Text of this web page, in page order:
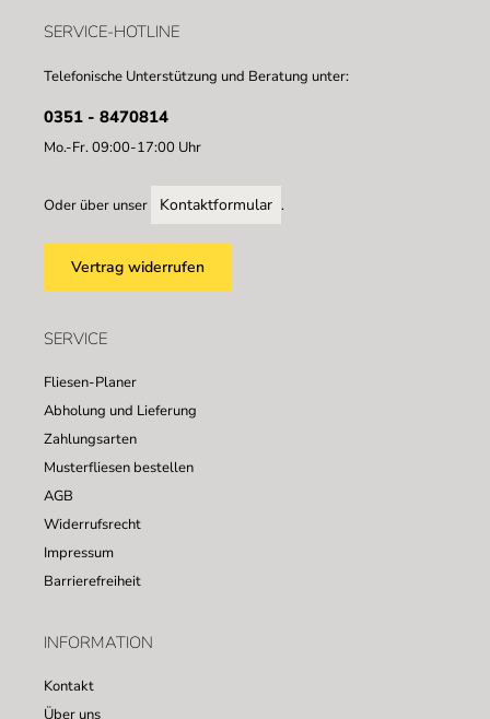
SERVICE-HOTLINE
Telefonische Unterstützung und Beratung unter:
0351 - 8470814
Mo.-Fr. 09:00-17:00 Uhr
Oder über unser Kontaktformular .
Vertrag widerrufen
SERVICE
Fliesen-Planer
Abholung und Lieferung
Zahlungsarten
Musterfliesen bestellen
AGB
Widerrufsrecht
Impressum
Barrierefreiheit
INFORMATION
Kontakt
Über uns